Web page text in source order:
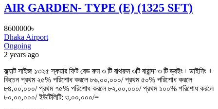
AIR GARDEN- TYPE (E) (1325 SFT)
8600000৳
Dhaka Airport
Ongoing
2 years ago
ফ্ল্যাট সাইজ ১৩২৫ স্কয়ার ফিট বেড রুম ৩ টি বাথরুম ৩টি বারান্দা ৩ টি ড্রইং+ ডাইনিং +
কিচেন প্রথম ২৫% পরিশোধ করলে ৮৬,০০,০০০/ প্রথম ৫০% পরিশোধ করলে
৮৪,০০,০০০/ প্রথম ৭৫% পরিশোধ করলে ৮২,০০,০০০/ প্রথম ১০০% পরিশোধ করলে
৮০,০০,০০০/ ইউটিলিটি: ৩,০০,০০০/=